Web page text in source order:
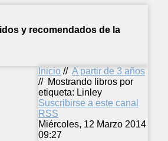
y recomendados de la
Inicio // A partir de 3 años
// Mostrando libros por
etiqueta: Linley
Suscribirse a este canal
RSS
Miércoles, 12 Marzo 2014
09:27